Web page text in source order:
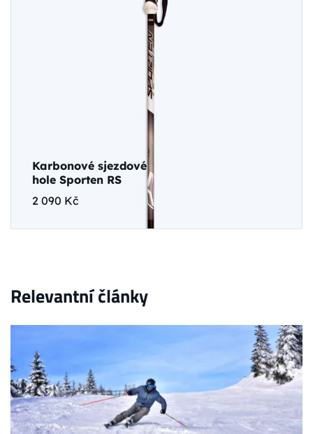
Karbonové sjezdové
hole Sporten RS
2 090 Kč
Relevantní články